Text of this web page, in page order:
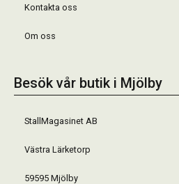
Kontakta oss
Om oss
Besök vår butik i Mjölby
StallMagasinet AB
Västra Lärketorp
59595 Mjölby